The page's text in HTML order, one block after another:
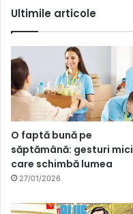
Ultimile articole
O faptă bună pe
săptămână: gesturi mici
care schimbă lumea
27/01/2026